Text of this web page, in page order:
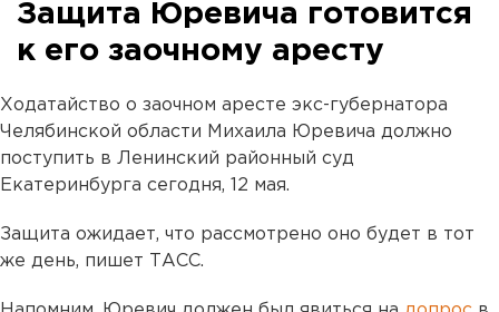
Защита Юревича готовится
к его заочному аресту
Ходатайство о заочном аресте экс-губернатора
Челябинской области Михаила Юревича должно
поступить в Ленинский районный суд
Екатеринбурга сегодня, 12 мая.
Защита ожидает, что рассмотрено оно будет в тот
же день, пишет ТАСС.